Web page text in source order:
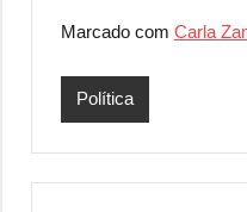
Marcado com Carla
Política